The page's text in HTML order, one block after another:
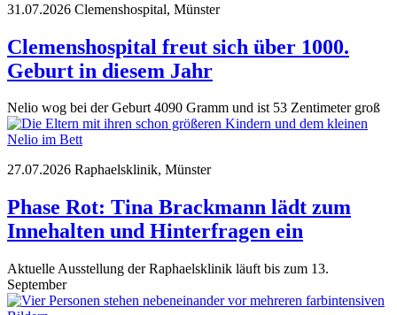
31.07.2026 Clemenshospital, Münster
Clemenshospital freut sich über 1000.
Geburt in diesem Jahr
Nelio wog bei der Geburt 4090 Gramm und ist 53 Zentimeter groß
27.07.2026 Raphaelsklinik, Münster
Phase Rot: Tina Brackmann lädt zum
Innehalten und Hinterfragen ein
Aktuelle Ausstellung der Raphaelsklinik läuft bis zum 13.
September